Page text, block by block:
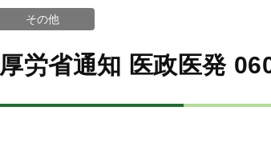
その他
厚労省通知 医政医発